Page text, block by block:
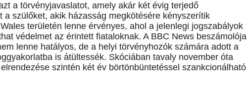
a törvényjavaslatot, amely akár két évig terjedő
szülőket, akik házasság megkötésére kényszerítik
területén lenne érvényes, ahol a jelenlegi jogszabályok
védelmet az érintett fiataloknak. A BBC News beszámolója
lenne hatályos, de a helyi törvényhozók számára adott a
is átültessék. Skóciában tavaly november óta
szintén két év börtönbüntetéssel szankcionálható